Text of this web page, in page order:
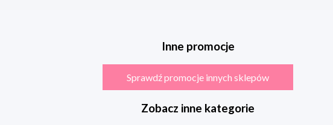
Inne promocje
Sprawdź promocje innych sklepów
Zobacz inne kategorie